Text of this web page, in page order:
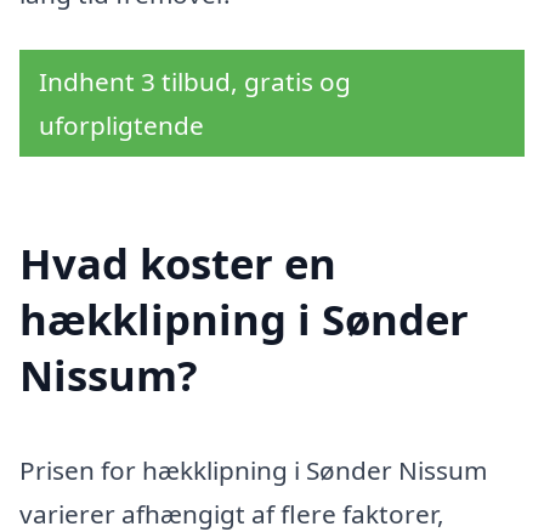
Indhent 3 tilbud, gratis og
uforpligtende
Hvad koster en
hækklipning i Sønder
Nissum?
Prisen for hækklipning i Sønder Nissum
varierer afhængigt af flere faktorer,